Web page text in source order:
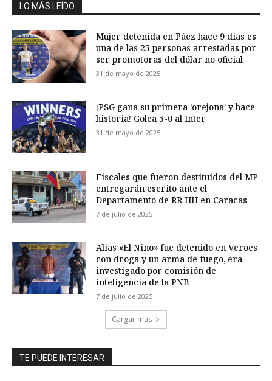
LO MÁS LEÍDO
Mujer detenida en Páez hace 9 días es
una de las 25 personas arrestadas por
ser promotoras del dólar no oficial
31 de mayo de 2025
¡PSG gana su primera ‘orejona’ y hace
historia! Golea 5-0 al Inter
31 de mayo de 2025
Fiscales que fueron destituidos del MP
entregarán escrito ante el
Departamento de RR HH en Caracas
7 de julio de 2025
Alias «El Niño» fue detenido en Veroes
con droga y un arma de fuego, era
investigado por comisión de
inteligencia de la PNB
7 de julio de 2025
Cargar más
TE PUEDE INTERESAR